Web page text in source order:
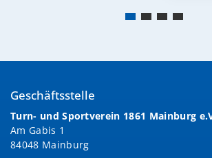
Geschäftsstelle
Turn- und Sportverein 1861 Mainburg
Am Gabis 1
84048 Mainburg